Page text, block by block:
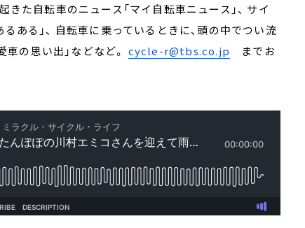
た自転車のニュース「マイ自転車ニュース」、 サイ
ある」、 自転車に乗っているときに、頭の中でつい流
車の思い出」などなど。 cycle-r@tbs.co.jp までお